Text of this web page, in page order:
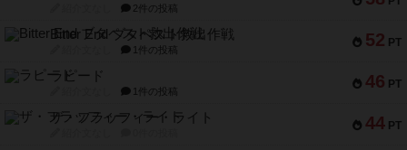
2件の投稿
52 PT
Bitter End ブタペスト救出作戦
1件の投稿
46 PT
ラピード
1件の投稿
44 PT
ザ・フラッフィー・ライト